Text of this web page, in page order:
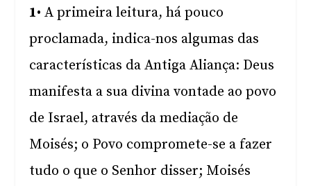
1• A primeira leitura, há pouco
proclamada, indica-nos algumas das
características da Antiga Aliança: Deus
manifesta a sua divina vontade ao povo
de Israel, através da mediação de
Moisés; o Povo compromete-se a fazer
tudo o que o Senhor disser; Moisés